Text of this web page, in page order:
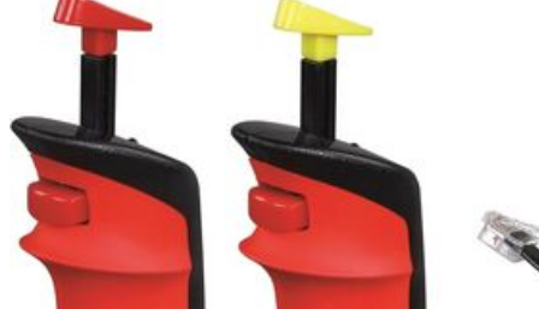
COCHES RC
BARCOS RC
HELICOPTEROS RC
EQUIPOS RC
JUEGOS MESA, CONSTRUCCION, PUZZLES
FILAMENTO IMPRESORA 3D
MOTORES Y ACCESORIOS
CURSOS Y TALLERES
ACCESORIOS, HERRAMIENTAS, PINTURAS,
MATERIALES
MAQUETAS ESTÁTICAS Y COLECCIÓN
ROBOTICA Y GADGETS ELECTRÓNICOS
SLOT Y SCALEXTRIC